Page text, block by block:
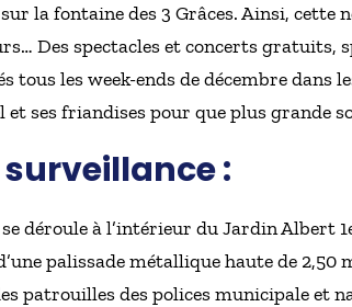
la fontaine des 3 Grâces. Ainsi, cette
Des spectacles et concerts gratuits,
tous les week-ends de décembre dans
et ses friandises pour que plus grande
:
déroule à l’intérieur du Jardin Albert
palissade métallique haute de 2,50
patrouilles des polices municipale et